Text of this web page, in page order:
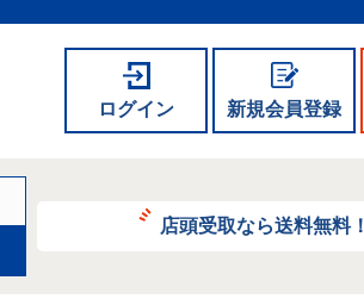
ログイン 新規会員登録
店頭受取なら送料無料！